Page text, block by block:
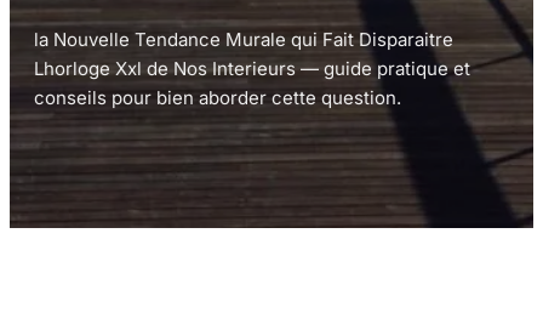
la Nouvelle Tendance Murale qui Fait Disparaitre
Lhorloge Xxl de Nos Interieurs — guide pratique et
conseils pour bien aborder cette question.